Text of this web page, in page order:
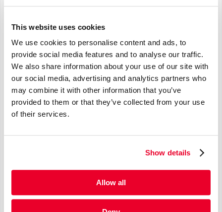
This website uses cookies
We use cookies to personalise content and ads, to
provide social media features and to analyse our traffic.
We also share information about your use of our site with
our social media, advertising and analytics partners who
may combine it with other information that you’ve
provided to them or that they’ve collected from your use
of their services.
Show details
Allow all
Telefonnummer*
Nachricht*